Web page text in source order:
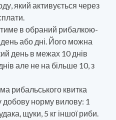
який активується через
в обраний рибалкою-
або дні. Його можна
день в межах 10 днів
але не на більше 10, з
рибальського квитка
добову норму вилову: 1
щуки, 5 кг іншої риби.